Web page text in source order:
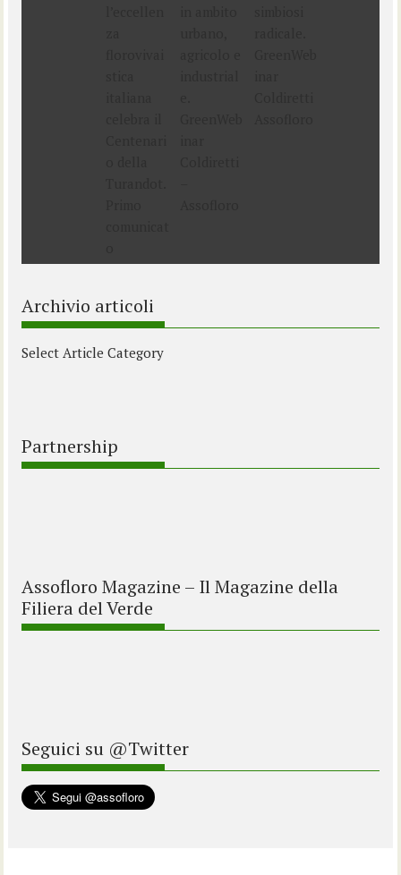
Archivio articoli
Select Article Category
Partnership
Assofloro Magazine – Il Magazine della
Filiera del Verde
Seguici su @Twitter